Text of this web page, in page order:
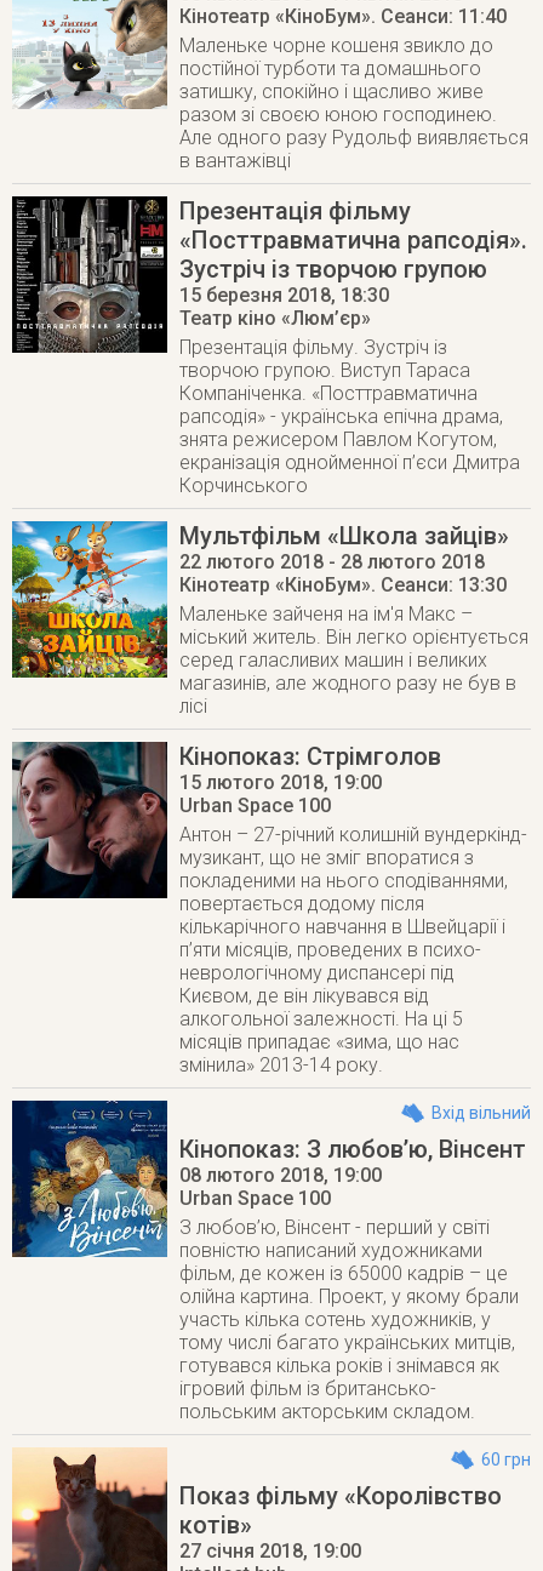
Кінотеатр «КіноБум». Сеанси: 11:40
Маленьке чорне кошеня звикло до
постійної турботи та домашнього
затишку, спокійно і щасливо живе
разом зі своєю юною господинею.
Але одного разу Рудольф виявляється
в вантажівці
Презентація фільму
«Посттравматична рапсодія».
Зустріч із творчою групою
15 березня 2018, 18:30
Театр кіно «Люм’єр»
Презентація фільму. Зустріч із
творчою групою. Виступ Тараса
Компаніченка. «Посттравматична
рапсодія» - українська епічна драма,
знята режисером Павлом Когутом,
екранізація однойменної п’єси Дмитра
Корчинського
Мультфільм «Школа зайців»
22 лютого 2018 - 28 лютого 2018
Кінотеатр «КіноБум». Сеанси: 13:30
Маленьке зайченя на ім'я Макс –
міський житель. Він легко орієнтується
серед галасливих машин і великих
магазинів, але жодного разу не був в
лісі
Кінопоказ: Стрімголов
15 лютого 2018, 19:00
Urban Space 100
Антон – 27-річний колишній вундеркінд-
музикант, що не зміг впоратися з
покладеними на нього сподіваннями,
повертається додому після
кількарічного навчання в Швейцарії і
п’яти місяців, проведених в психо-
неврологічному диспансері під
Києвом, де він лікувався від
алкогольної залежності. На ці 5
місяців припадає «зима, що нас
змінила» 2013-14 року.
Вхід вільний
Кінопоказ: З любов’ю, Вінсент
08 лютого 2018, 19:00
Urban Space 100
З любов’ю, Вінсент - перший у світі
повністю написаний художниками
фільм, де кожен із 65000 кадрів – це
олійна картина. Проект, у якому брали
участь кілька сотень художників, у
тому числі багато українських митців,
готувався кілька років і знімався як
ігровий фільм із британсько-
польським акторським складом.
60 грн
Показ фільму «Королівство
котів»
27 січня 2018, 19:00